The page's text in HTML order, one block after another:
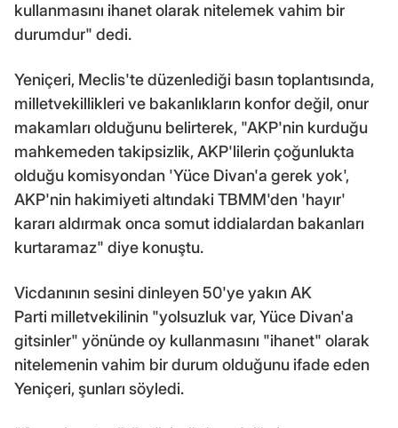
kullanmasını ihanet olarak nitelemek vahim bir
durumdur" dedi.
Yeniçeri, Meclis'te düzenlediği basın toplantısında,
milletvekillikleri ve bakanlıkların konfor değil, onur
makamları olduğunu belirterek, "AKP'nin kurduğu
mahkemeden takipsizlik, AKP'lilerin çoğunlukta
olduğu komisyondan 'Yüce Divan'a gerek yok',
AKP'nin hakimiyeti altındaki TBMM'den 'hayır'
kararı aldırmak onca somut iddialardan bakanları
kurtaramaz" diye konuştu.
Vicdanının sesini dinleyen 50'ye yakın AK
Parti milletvekilinin "yolsuzluk var, Yüce Divan'a
gitsinler" yönünde oy kullanmasını "ihanet" olarak
nitelemenin vahim bir durum olduğunu ifade eden
Yeniçeri, şunları söyledi.